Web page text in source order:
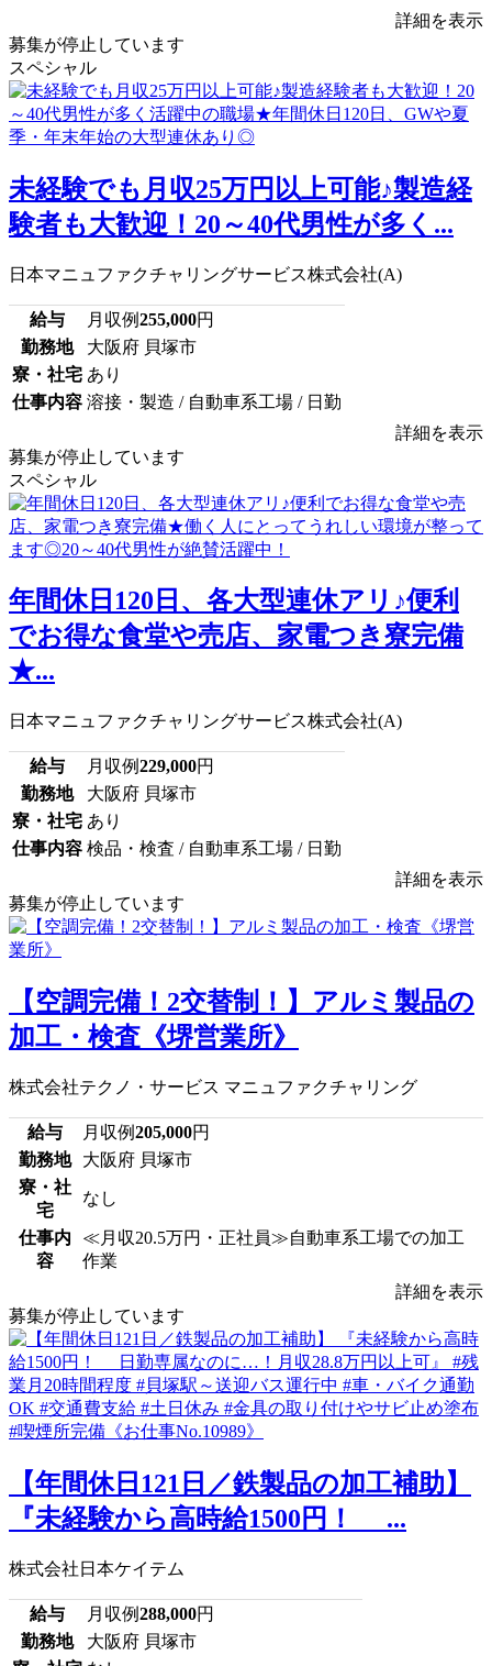
詳細を表示
募集が停止しています
スペシャル
未経験でも月収25万円以上可能♪製造経
験者も大歓迎！20～40代男性が多く...
日本マニュファクチャリングサービス株式会社(A)
給与 月収例255,000円
勤務地
大阪府 貝塚市
寮・社宅 あり
仕事内容 溶接・製造 / 自動車系工場 / 日勤
詳細を表示
募集が停止しています
スペシャル
年間休日120日、各大型連休アリ♪便利
でお得な食堂や売店、家電つき寮完備
★...
日本マニュファクチャリングサービス株式会社(A)
給与 月収例229,000円
勤務地
大阪府 貝塚市
寮・社宅 あり
仕事内容 検品・検査 / 自動車系工場 / 日勤
詳細を表示
募集が停止しています
【空調完備！2交替制！】アルミ製品の
加工・検査《堺営業所》
株式会社テクノ・サービス マニュファクチャリング
給与 月収例205,000円
勤務地
大阪府 貝塚市
寮・社
宅
なし
仕事内
容
≪月収20.5万円・正社員≫自動車系工場での加工
作業
詳細を表示
募集が停止しています
【年間休日121日／鉄製品の加工補助】
『未経験から高時給1500円！ ...
株式会社日本ケイテム
給与 月収例288,000円
勤務地
大阪府 貝塚市